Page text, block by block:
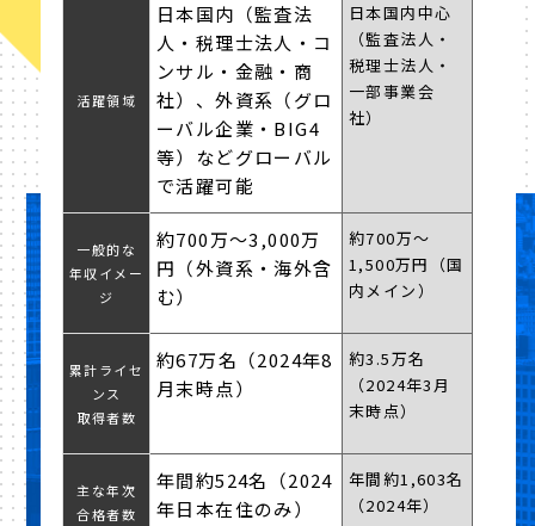
活躍領域
日本国内（監査法
人・税理士法人・コ
ンサル・金融・商
社）、外資系（グロ
ーバル企業・BIG4
等）などグローバル
で活躍可能
日本国内中心
（監査法人・
税理士法人・
一部事業会
社）
一般的な
年収イメー
ジ
約700万〜3,000万
円（外資系・海外含
む）
約700万〜
1,500万円（国
内メイン）
累計ライセ
ンス
取得者数
約67万名（2024年8
月末時点）
約3.5万名
（2024年3月
末時点）
主な年次
合格者数
年間約524名（2024
年日本在住のみ）
年間約1,603名
（2024年）